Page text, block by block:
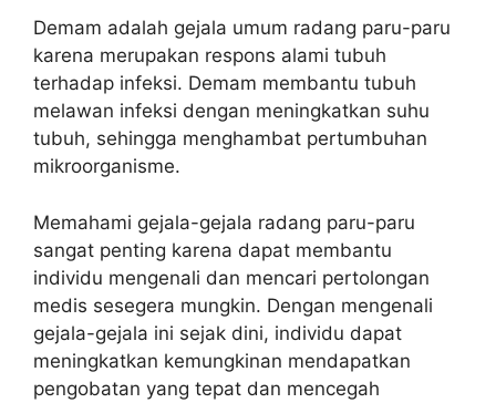
Demam adalah gejala umum radang paru-paru
karena merupakan respons alami tubuh
terhadap infeksi. Demam membantu tubuh
melawan infeksi dengan meningkatkan suhu
tubuh, sehingga menghambat pertumbuhan
mikroorganisme.
Memahami gejala-gejala radang paru-paru
sangat penting karena dapat membantu
individu mengenali dan mencari pertolongan
medis sesegera mungkin. Dengan mengenali
gejala-gejala ini sejak dini, individu dapat
meningkatkan kemungkinan mendapatkan
pengobatan yang tepat dan mencegah